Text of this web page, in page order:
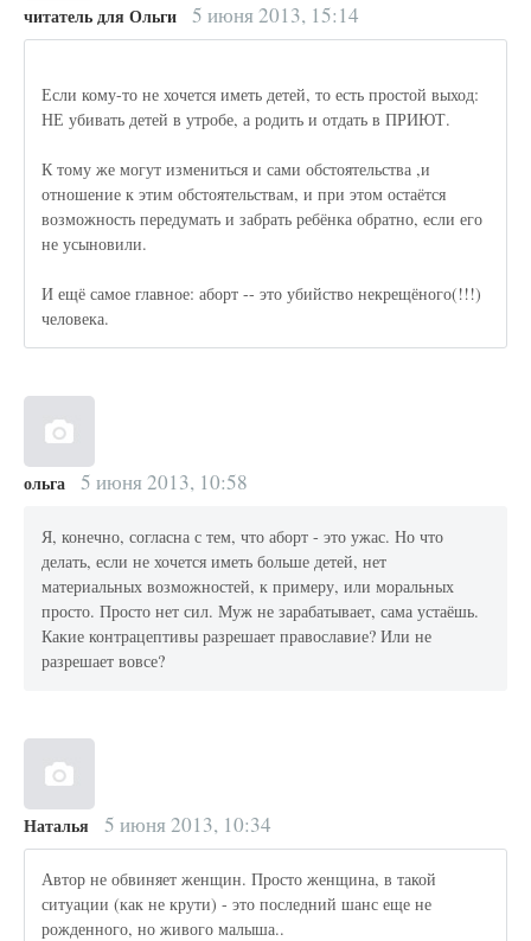
читатель для Ольги 5 июня 2013, 15:14
Если кому-то не хочется иметь детей, то есть простой выход:
НЕ убивать детей в утробе, а родить и отдать в ПРИЮТ.
К тому же могут измениться и сами обстоятельства ,и
отношение к этим обстоятельствам, и при этом остаётся
возможность передумать и забрать ребёнка обратно, если его
не усыновили.
И ещё самое главное: аборт -- это убийство некрещёного(!!!)
человека.
ольга 5 июня 2013, 10:58
Я, конечно, согласна с тем, что аборт - это ужас. Но что
делать, если не хочется иметь больше детей, нет
материальных возможностей, к примеру, или моральных
просто. Просто нет сил. Муж не зарабатывает, сама устаёшь.
Какие контрацептивы разрешает православие? Или не
разрешает вовсе?
Наталья 5 июня 2013, 10:34
Автор не обвиняет женщин. Просто женщина, в такой
ситуации (как не крути) - это последний шанс еще не
рожденного, но живого малыша..